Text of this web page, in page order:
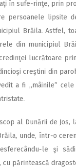
în sufe-rinţe, prin
persoanele lipsite
Brăila. Astfel,
din municipiul
lucrătoare
creştini din
a fi „mâinile”
al Dunării de
unde, într-o
le şi
părintească